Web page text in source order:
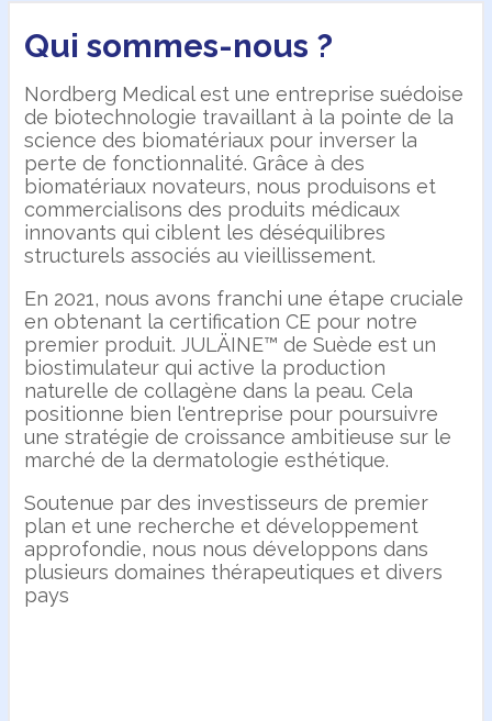
Qui sommes-nous ?
Nordberg Medical est une entreprise suédoise
de biotechnologie travaillant à la pointe de la
science des biomatériaux pour inverser la
perte de fonctionnalité. Grâce à des
biomatériaux novateurs, nous produisons et
commercialisons des produits médicaux
innovants qui ciblent les déséquilibres
structurels associés au vieillissement.
En 2021, nous avons franchi une étape cruciale
en obtenant la certification CE pour notre
premier produit. JULÄINE™ de Suède est un
biostimulateur qui active la production
naturelle de collagène dans la peau. Cela
positionne bien l'entreprise pour poursuivre
une stratégie de croissance ambitieuse sur le
marché de la dermatologie esthétique.
Soutenue par des investisseurs de premier
plan et une recherche et développement
approfondie, nous nous développons dans
plusieurs domaines thérapeutiques et divers
pays